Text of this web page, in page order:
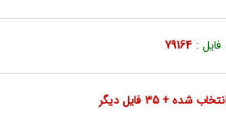
:
79164
شده + 35 فایل دیگر